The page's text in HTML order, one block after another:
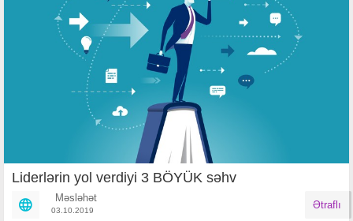
Liderlərin yol verdiyi 3 BÖYÜK səhv
Məsləhət
03.10.2019 Ətraflı